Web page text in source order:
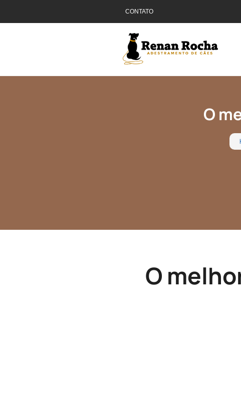
CONTATO
O
O